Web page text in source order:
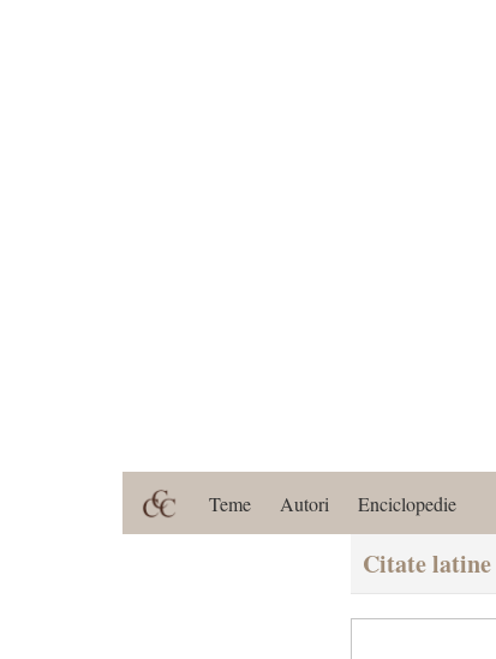
Teme Autori Enciclopedie
Citate